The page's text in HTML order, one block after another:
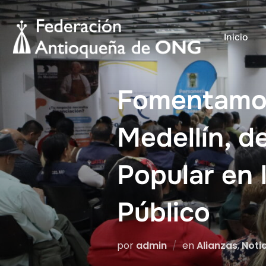
Saltar
al
contenido
Inicio
Medellín,
Popular en
Público
por admin enAlianzas,